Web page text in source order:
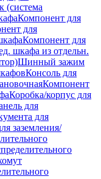
(система
Компонент для
для
Компонент для
шкафа из отдельн.
Шинный зажим
Консоль для
Компонент
Коробка/корпус для
для
для
заземления/